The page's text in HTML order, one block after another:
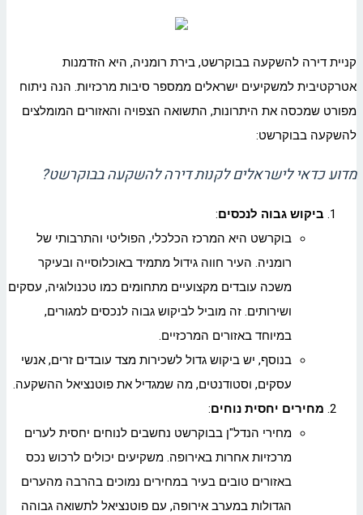
קניית דירה להשקעה בבוקרשט, בירת רומניה, היא הזדמנות
אטרקטיבית למשקיעים ישראלים ממספר סיבות מרכזיות. הנה ניתוח
מפורט שמכסה את היתרונות, התשואה הצפויה והאזורים המומלצים
להשקעה בבוקרשט:
מדוע כדאי לישראלים לקנות דירה להשקעה בבוקרשט?
ביקוש גבוה לנכסים:
בוקרשט היא המרכז הכלכלי, הפוליטי והתרבותי של
רומניה. העיר חווה גידול מתמיד באוכלוסייה ובעיקר
משכה עובדים מקצועיים מתחומים כמו טכנולוגיה, עסקים
ושירותים. זה מוביל לביקוש גבוה לנכסים למגורים,
במיוחד באזורים המרכזיים.
בנוסף, יש ביקוש גדול לשכירות מצד עובדים זרים, אנשי
עסקים, וסטודנטים, מה שמגדיל את פוטנציאל ההשקעה.
מחירים יחסית נוחים:
מחירי הנדל"ן בבוקרשט נחשבים לנוחים יחסית לערים
מרכזיות אחרות באירופה. משקיעים יכולים לרכוש נכס
באזורים טובים בעיר במחירים נמוכים בהרבה מהערים
הגדולות במערב אירופה, עם פוטנציאל לתשואה גבוהה